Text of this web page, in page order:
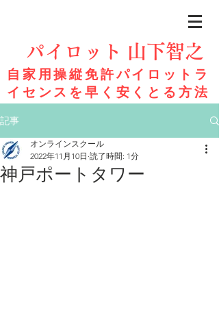
パイロット 山下智之
自家用操縦免許パイロットラ
イセンスを早く安くとる方法
記事
神戸ポートタワー
オンラインスクール
2022年11月10日 読了時間: 1分